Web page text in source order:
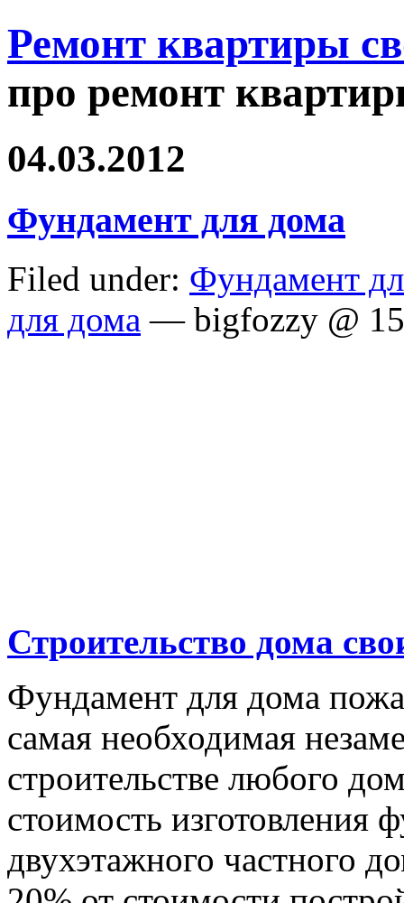
Ремонт квартиры
про ремонт
04.03.2012
Фундамент для дома
Filed under: Фундамент
для дома — bigfozzy @
Строительство дома
Фундамент для дома
самая необходимая
строительстве любого
стоимость изготовления
двухэтажного частного